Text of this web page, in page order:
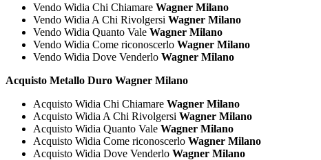
Vendo Widia Chi Chiamare Wagner Milano
Vendo Widia A Chi Rivolgersi Wagner Milano
Vendo Widia Quanto Vale Wagner Milano
Vendo Widia Come riconoscerlo Wagner Milano
Vendo Widia Dove Venderlo Wagner Milano
Acquisto Metallo Duro Wagner Milano
Acquisto Widia Chi Chiamare Wagner Milano
Acquisto Widia A Chi Rivolgersi Wagner Milano
Acquisto Widia Quanto Vale Wagner Milano
Acquisto Widia Come riconoscerlo Wagner Milano
Acquisto Widia Dove Venderlo Wagner Milano